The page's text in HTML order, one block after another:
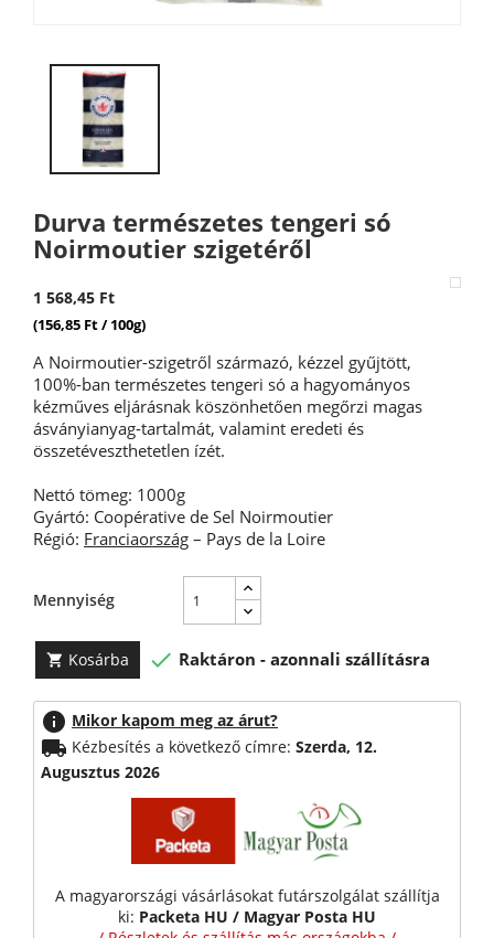
Durva természetes tengeri só
Noirmoutier szigetéről
1 568,45 Ft
(156,85 Ft / 100g)
A Noirmoutier-szigetről származó, kézzel gyűjtött,
100%-ban természetes tengeri só a hagyományos
kézműves eljárásnak köszönhetően megőrzi magas
ásványianyag-tartalmát, valamint eredeti és
összetéveszthetetlen ízét.
Nettó tömeg: 1000g
Gyártó: Coopérative de Sel Noirmoutier
Régió: Franciaország – Pays de la Loire
Mennyiség
 Kosárba  Raktáron - azonnali szállításra
info Mikor kapom meg az árut?
local_shipping Kézbesítés a következő címre: Szerda, 12.
Augusztus 2026
A magyarországi vásárlásokat futárszolgálat szállítja
ki: Packeta HU / Magyar Posta HU